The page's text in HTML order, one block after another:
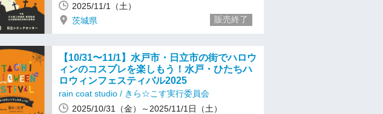
2025/11/1（土）
茨城県
販売終了
【10/31〜11/1】水戸市・日立市の街でハロウ
ィンのコスプレを楽しもう！水戸・ひたちハ
ロウィンフェスティバル2025
rain coat studio / きら☆こす実行委員会
2025/10/31（金）～2025/11/1日（土）